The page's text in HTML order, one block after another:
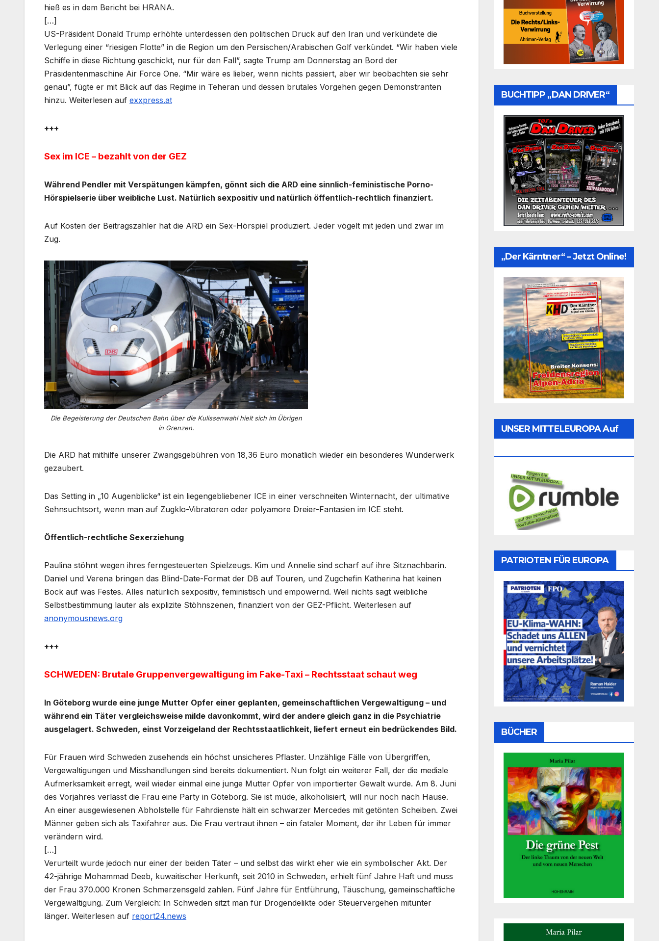
hieß es in dem Bericht bei HRANA.
[…]
US-Präsident Donald Trump erhöhte unterdessen den politischen Druck auf den Iran und verkündete die
Verlegung einer “riesigen Flotte” in die Region um den Persischen/Arabischen Golf verkündet. “Wir haben viele
Schiffe in diese Richtung geschickt, nur für den Fall”, sagte Trump am Donnerstag an Bord der
Präsidentenmaschine Air Force One. “Mir wäre es lieber, wenn nichts passiert, aber wir beobachten sie sehr
genau”, fügte er mit Blick auf das Regime in Teheran und dessen brutales Vorgehen gegen Demonstranten
hinzu. Weiterlesen auf exxpress.at
+++
Sex im ICE – bezahlt von der GEZ
Während Pendler mit Verspätungen kämpfen, gönnt sich die ARD eine sinnlich-feministische Porno-
Hörspielserie über weibliche Lust. Natürlich sexpositiv und natürlich öffentlich-rechtlich finanziert.
Auf Kosten der Beitragszahler hat die ARD ein Sex-Hörspiel produziert. Jeder vögelt mit jeden und zwar im
Zug.
Die Begeisterung der Deutschen Bahn über die Kulissenwahl hielt sich im Übrigen
in Grenzen.
Die ARD hat mithilfe unserer Zwangsgebühren von 18,36 Euro monatlich wieder ein besonderes Wunderwerk
gezaubert.
Das Setting in „10 Augenblicke“ ist ein liegengebliebener ICE in einer verschneiten Winternacht, der ultimative
Sehnsuchtsort, wenn man auf Zugklo-Vibratoren oder polyamore Dreier-Fantasien im ICE steht.
Öffentlich-rechtliche Sexerziehung
Paulina stöhnt wegen ihres ferngesteuerten Spielzeugs. Kim und Annelie sind scharf auf ihre Sitznachbarin.
Daniel und Verena bringen das Blind-Date-Format der DB auf Touren, und Zugchefin Katherina hat keinen
Bock auf was Festes. Alles natürlich sexpositiv, feministisch und empowernd. Weil nichts sagt weibliche
Selbstbestimmung lauter als explizite Stöhnszenen, finanziert von der GEZ-Pflicht. Weiterlesen auf
anonymousnews.org
+++
SCHWEDEN: Brutale Gruppenvergewaltigung im Fake-Taxi – Rechtsstaat schaut weg
In Göteborg wurde eine junge Mutter Opfer einer geplanten, gemeinschaftlichen Vergewaltigung – und
während ein Täter vergleichsweise milde davonkommt, wird der andere gleich ganz in die Psychiatrie
ausgelagert. Schweden, einst Vorzeigeland der Rechtsstaatlichkeit, liefert erneut ein bedrückendes Bild.
Für Frauen wird Schweden zusehends ein höchst unsicheres Pflaster. Unzählige Fälle von Übergriffen,
Vergewaltigungen und Misshandlungen sind bereits dokumentiert. Nun folgt ein weiterer Fall, der die mediale
Aufmerksamkeit erregt, weil wieder einmal eine junge Mutter Opfer von importierter Gewalt wurde. Am 8. Juni
des Vorjahres verlässt die Frau eine Party in Göteborg. Sie ist müde, alkoholisiert, will nur noch nach Hause.
An einer ausgewiesenen Abholstelle für Fahrdienste hält ein schwarzer Mercedes mit getönten Scheiben. Zwei
Männer geben sich als Taxifahrer aus. Die Frau vertraut ihnen – ein fataler Moment, der ihr Leben für immer
verändern wird.
[…]
Verurteilt wurde jedoch nur einer der beiden Täter – und selbst das wirkt eher wie ein symbolischer Akt. Der
42-jährige Mohammad Deeb, kuwaitischer Herkunft, seit 2010 in Schweden, erhielt fünf Jahre Haft und muss
der Frau 370.000 Kronen Schmerzensgeld zahlen. Fünf Jahre für Entführung, Täuschung, gemeinschaftliche
Vergewaltigung. Zum Vergleich: In Schweden sitzt man für Drogendelikte oder Steuervergehen mitunter
länger. Weiterlesen auf report24.news
BUCHTIPP „DAN DRIVER“
„Der Kärntner“ – Jetzt Online!
UNSER MITTELEUROPA Auf
PATRIOTEN FÜR EUROPA
BÜCHER